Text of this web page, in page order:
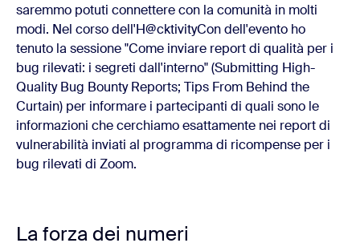
saremmo potuti connettere con la comunità in molti
modi. Nel corso dell'H@cktivityCon dell'evento ho
tenuto la sessione "Come inviare report di qualità per i
bug rilevati: i segreti dall'interno" (Submitting High-
Quality Bug Bounty Reports; Tips From Behind the
Curtain) per informare i partecipanti di quali sono le
informazioni che cerchiamo esattamente nei report di
vulnerabilità inviati al programma di ricompense per i
bug rilevati di Zoom.
La forza dei numeri